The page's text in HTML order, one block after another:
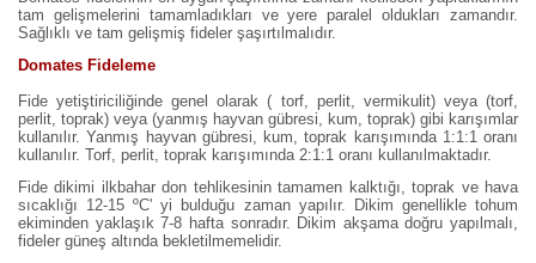
tam gelişmelerini tamamladıkları ve yere paralel oldukları zamandır.
Sağlıklı ve tam gelişmiş fideler şaşırtılmalıdır.
Domates Fideleme
Fide yetiştiriciliğinde genel olarak ( torf, perlit, vermikulit) veya (torf,
perlit, toprak) veya (yanmış hayvan gübresi, kum, toprak) gibi karışımlar
kullanılır. Yanmış hayvan gübresi, kum, toprak karışımında 1:1:1 oranı
kullanılır. Torf, perlit, toprak karışımında 2:1:1 oranı kullanılmaktadır.
Fide dikimi ilkbahar don tehlikesinin tamamen kalktığı, toprak ve hava
sıcaklığı 12-15 ºC' yi bulduğu zaman yapılır. Dikim genellikle tohum
ekiminden yaklaşık 7-8 hafta sonradır. Dikim akşama doğru yapılmalı,
fideler güneş altında bekletilmemelidir.